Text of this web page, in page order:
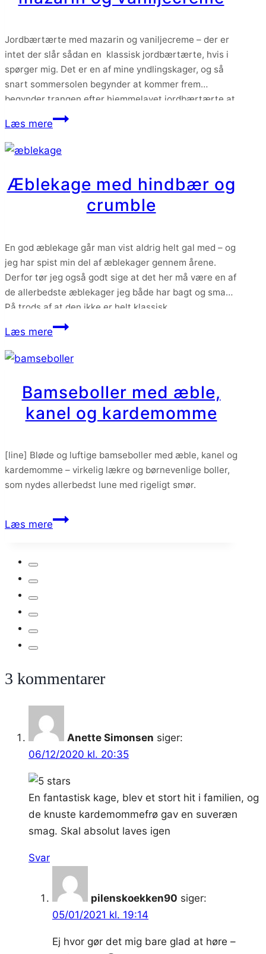
Jordbærtærte med mazarin og vaniljecreme – der er
intet der slår sådan en klassisk jordbærtærte, hvis i
spørger mig. Det er en af mine yndlingskager, og så
snart sommersolen begynder at kommer frem
begynder trangen efter hjemmelavet jordbærtærte at
melde sig. Og den skal altså helst laves med søde
danske jordbær, så jeg giver den…
Læs mereJordbærtærte
mazarin
vaniljecreme
Æblekage med hindbær og
crumble
En god æblekage går man vist aldrig helt gal med – og
jeg har spist min del af æblekager gennem årene.
Derfor tør jeg også godt sige at det her må være en af
de allerbedste æblekager jeg både har bagt og smagt.
På trods af at den ikke er helt klassisk.
Læs mereÆblekage
hindbær
crumble
Bamseboller med æble,
kanel og kardemomme
[line] Bløde og luftige bamseboller med æble, kanel og
kardemomme – virkelig lækre og børnevenlige boller,
som nydes allerbedst lune med rigeligt smør.
Læs mereBamseboller
3 kommentarer
Anette Simonsen siger:
06/12/2020 kl. 20:35
En fantastisk kage, blev et stort hit i familien, og
de knuste kardemommefrø gav en suveræn
smag. Skal absolut laves igen
Svar
pilenskoekken90 siger:
05/01/2021 kl. 19:14
Ej hvor gør det mig bare glad at høre –